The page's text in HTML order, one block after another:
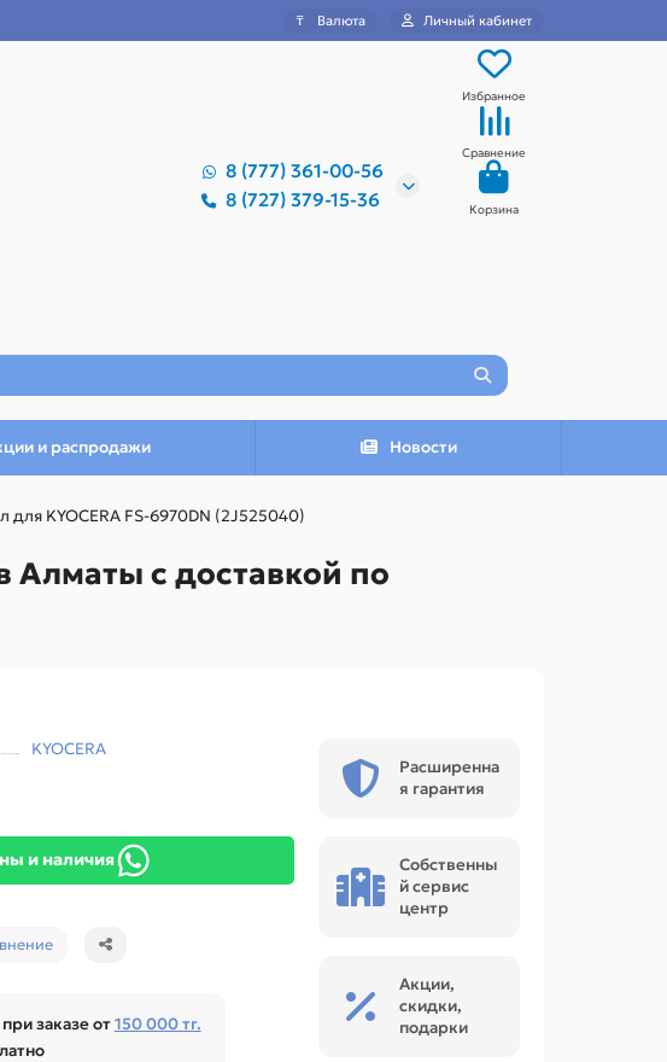
₸ Валюта Личный кабинет
8 (777) 361-00-56
8 (727) 379-15-36
Избранное
Сравнение
Корзина
и распродажи Новости
для KYOCERA FS-6970DN (2J525040)
Алматы с доставкой по
KYOCERA
и наличия
заказе от150 000 тг.
Расширенна
я гарантия
Собственны
й сервис
центр
Акции,
скидки,
подарки